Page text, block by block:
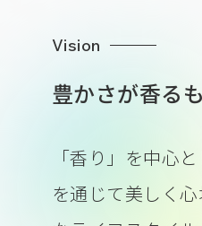
Vision
豊かさが香る
「香り」を中心
を通じて美しく